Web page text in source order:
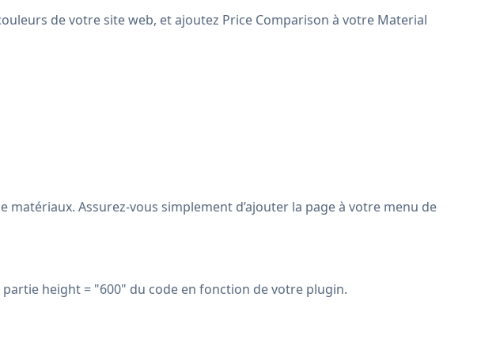
de votre site web, et ajoutez Price Comparison à votre Material
matériaux. Assurez-vous simplement d’ajouter la page à votre menu de
height = "600" du code en fonction de votre plugin.